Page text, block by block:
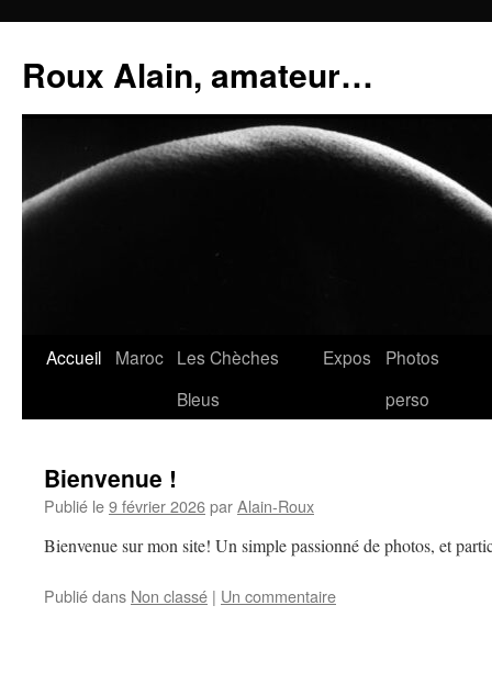
contenu
Roux Alain, amateur…
Accueil Maroc Les Chèches
Bleus
Expos
Photos
perso
Bienvenue !
Publié le9 février 2026parAlain-Roux
Bienvenue sur mon site! Un simple passionné de photos, et
Publié dans Non classé | Un commentaire